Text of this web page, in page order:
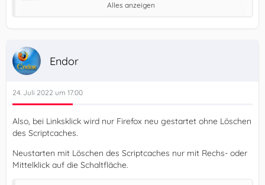
ScriptCache gelöscht.
Script: RestartFirefox_plus.uc.js
Code
Alles anzeigen
Endor
24. Juli 2022 um 17:00
Also, bei Linksklick wird nur Firefox neu gestartet ohne Löschen
des Scriptcaches.
Neustarten mit Löschen des Scriptcaches nur mit Rechs- oder
Mittelklick auf die Schaltfläche.